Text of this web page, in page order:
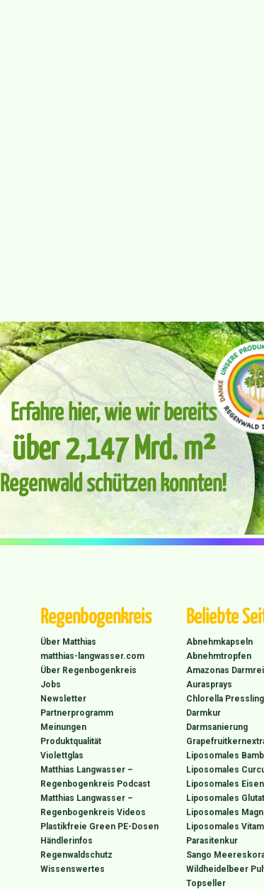
Erfahre hier, wie wir bereits
über 2,147 Mrd. m²
Regenwald schützen konnten!
Regenbogenkreis
Über Matthias
matthias-langwasser.com
Über Regenbogenkreis
Jobs
Newsletter
Partnerprogramm
Meinungen
Produktqualität
Violettglas
Matthias Langwasser –
Regenbogenkreis Podcast
Matthias Langwasser –
Regenbogenkreis Videos
Plastikfreie Green PE-Dosen
Händlerinfos
Regenwaldschutz
Wissenswertes
Beliebte
Abnehmkapseln
Abnehmtropfen
Amazonas
Aurasprays
Chlorella
Darmkur
Darmsanierung
Liposomales
Liposomales
Liposomales Eisen
Liposomales
Liposomales
Liposomales
Parasitenkur
Sango
Wildheidelbeer
Topseller